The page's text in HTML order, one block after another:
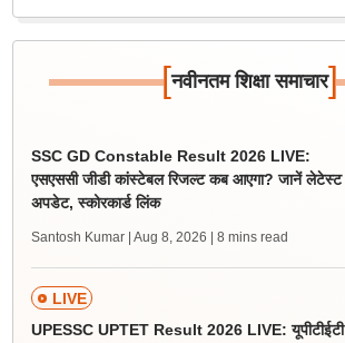
[नवीनतम शिक्षा समाचार]
SSC GD Constable Result 2026 LIVE:
एसएससी जीडी कांस्टेबल रिजल्ट कब आएगा? जानें लेटेस्ट
अपडेट, स्कोरकार्ड लिंक
Santosh Kumar | Aug 8, 2026 | 8 mins read
LIVE
UPESSC UPTET Result 2026 LIVE: यूपीटीईटी